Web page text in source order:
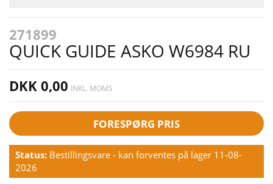
271899
QUICK GUIDE ASKO W6984 RU
DKK 0,00 INKL. MOMS
FORESPØRG PRIS
Status: Bestillingsvare - kan forventes på lager 11-08-
2026